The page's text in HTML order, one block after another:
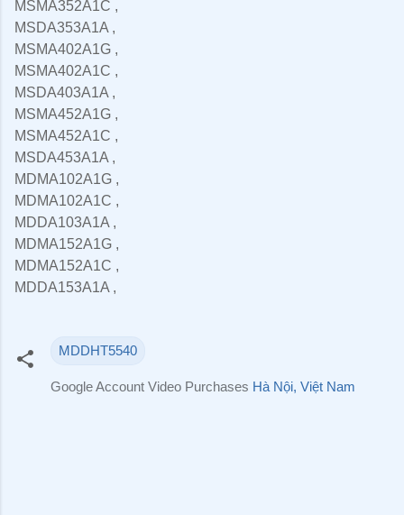
MSMA352A1C ,
MSDA353A1A ,
MSMA402A1G ,
MSMA402A1C ,
MSDA403A1A ,
MSMA452A1G ,
MSMA452A1C ,
MSDA453A1A ,
MDMA102A1G ,
MDMA102A1C ,
MDDA103A1A ,
MDMA152A1G ,
MDMA152A1C ,
MDDA153A1A ,
MDDHT5540
Google Account Video Purchases Hà Nội, Việt Nam